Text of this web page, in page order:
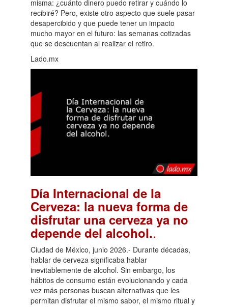
misma: ¿cuánto dinero puedo retirar y cuándo lo
recibiré? Pero, existe otro aspecto que suele pasar
desapercibido y que puede tener un impacto
mucho mayor en el futuro: las semanas cotizadas
que se descuentan al realizar el retiro.
Lado.mx
Día Internacional de la
Cerveza: la nueva forma de
disfrutar una cerveza ya no
depende del alcohol..
Ciudad de México, junio 2026.- Durante décadas,
hablar de cerveza significaba hablar
inevitablemente de alcohol. Sin embargo, los
hábitos de consumo están evolucionando y cada
vez más personas buscan alternativas que les
permitan disfrutar el mismo sabor, el mismo ritual y